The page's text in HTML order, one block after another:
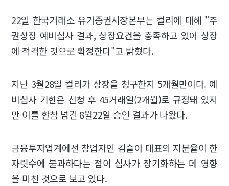
22일 한국거래소 유가증권시장본부는 컬리에 대해 "주
권상장 예비심사 결과, 상장요건을 충족하고 있어 상장
에 적격한 것으로 확정한다"고 밝혔다.
지난 3월28일 컬리가 상장을 청구한지 5개월만이다. 예
비심사 기한은 신청 후 45거래일(2개월)로 규정돼 있지
만 이를 한참 넘긴 8월22일 승인 결과가 나왔다.
금융투자업계에선 창업자인 김슬아 대표의 지분율이 한
자릿수에 불과하다는 점이 심사가 장기화하는 데 영향
을 미친 것으로 보고 있다.